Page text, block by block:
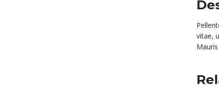
vitae,